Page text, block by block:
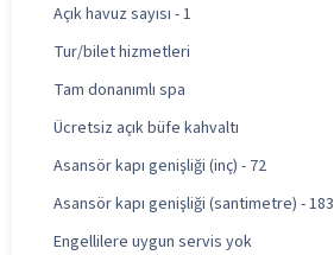
Açık havuz sayısı - 1
Tur/bilet hizmetleri
Tam donanımlı spa
Ücretsiz açık büfe kahvaltı
Asansör kapı genişliği (inç) - 72
Asansör kapı genişliği (santimetre) - 183
Engellilere uygun servis yok